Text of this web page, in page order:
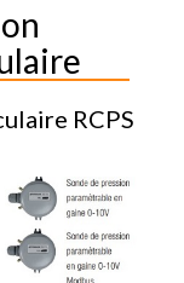
RCPS